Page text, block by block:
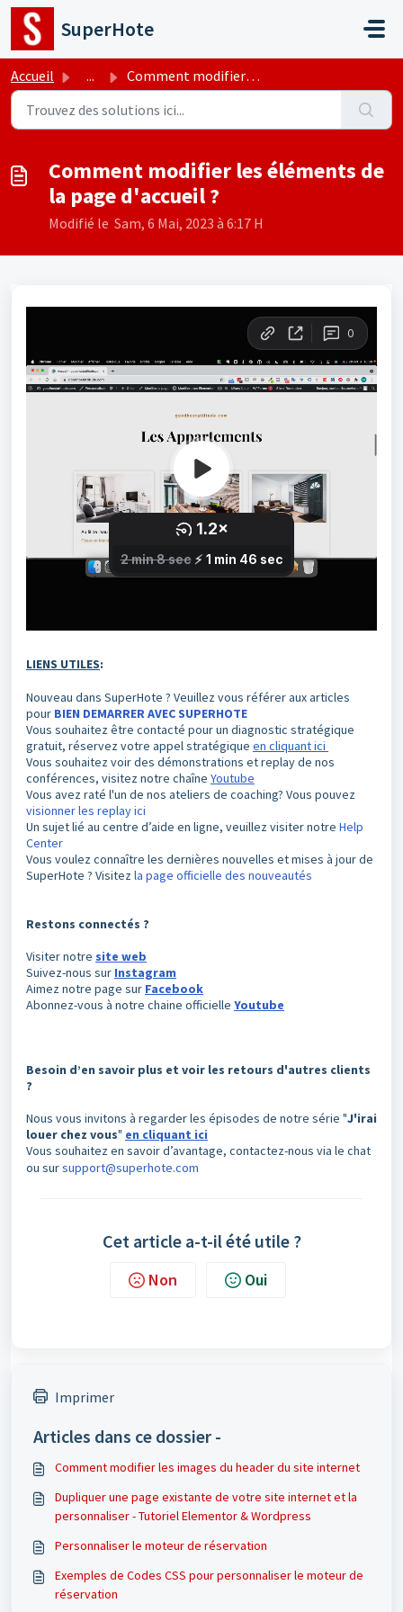
Passer au contenu principal
SuperHote
Accueil ... Comment modifier les éléments de la page d'accueil ?
Comment modifier les éléments de
la page d'accueil ?
Modifié le Sam, 6 Mai, 2023 à 6:17 H
LIENS UTILES:
Nouveau dans SuperHote ? Veuillez vous référer aux articles
pour BIEN DEMARRER AVEC SUPERHOTE
Vous souhaitez être contacté pour un diagnostic stratégique
gratuit, réservez votre appel stratégique en cliquant ici
Vous souhaitez voir des démonstrations et replay de nos
conférences, visitez notre chaîne Youtube
Vous avez raté l'un de nos ateliers de coaching? Vous pouvez
visionner les replay ici
Un sujet lié au centre d’aide en ligne, veuillez visiter notre Help
Center
Vous voulez connaître les dernières nouvelles et mises à jour de
SuperHote ? Visitezla page officielle des nouveautés
Restons connectés ?
Visiter notre site web
Suivez-nous sur Instagram
Aimez notre page sur Facebook
Abonnez-vous à notre chaine officielle Youtube
Besoin d’en savoir plus et voir les retours d'autres clients
?
Nous vous invitons à regarder les épisodes de notre série "J'irai
louer chez vous" en cliquant ici
Vous souhaitez en savoir d’avantage, contactez-nous via le chat
ou sursupport@superhote.com
Cet article a-t-il été utile ?
Non Oui
Imprimer
Articles dans ce dossier -
Comment modifier les images du header du site internet
Dupliquer une page existante de votre site internet et la
personnaliser - Tutoriel Elementor & Wordpress
Personnaliser le moteur de réservation
Exemples de Codes CSS pour personnaliser le moteur de
réservation